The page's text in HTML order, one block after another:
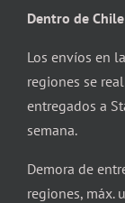
Dentro de
Los envíos en
regiones se
entregados a
semana.
Demora de
regiones, máx.